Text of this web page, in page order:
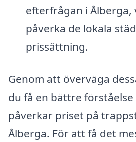
efterfrågan i Ålberga,
påverka de lokala
prissättning.
Genom att överväga
du få en bättre
påverkar priset på
Ålberga. För att få det